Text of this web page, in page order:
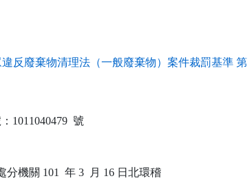
反廢棄物清理法（一般廢棄物）案件裁罰基準 第
1011040479  號
機關 101  年 3  月 16 日北環稽